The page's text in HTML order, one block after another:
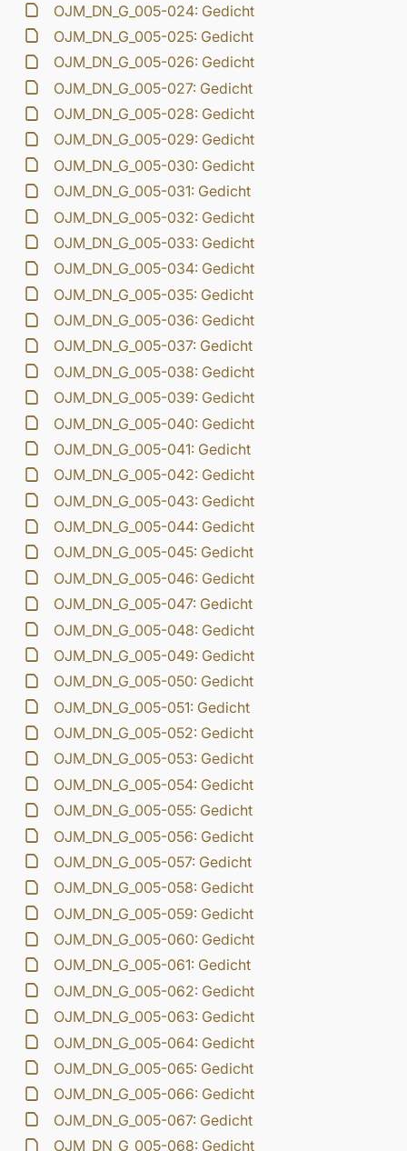
OJM_DN_G_005-024: Gedicht
OJM_DN_G_005-025: Gedicht
OJM_DN_G_005-026: Gedicht
OJM_DN_G_005-027: Gedicht
OJM_DN_G_005-028: Gedicht
OJM_DN_G_005-029: Gedicht
OJM_DN_G_005-030: Gedicht
OJM_DN_G_005-031: Gedicht
OJM_DN_G_005-032: Gedicht
OJM_DN_G_005-033: Gedicht
OJM_DN_G_005-034: Gedicht
OJM_DN_G_005-035: Gedicht
OJM_DN_G_005-036: Gedicht
OJM_DN_G_005-037: Gedicht
OJM_DN_G_005-038: Gedicht
OJM_DN_G_005-039: Gedicht
OJM_DN_G_005-040: Gedicht
OJM_DN_G_005-041: Gedicht
OJM_DN_G_005-042: Gedicht
OJM_DN_G_005-043: Gedicht
OJM_DN_G_005-044: Gedicht
OJM_DN_G_005-045: Gedicht
OJM_DN_G_005-046: Gedicht
OJM_DN_G_005-047: Gedicht
OJM_DN_G_005-048: Gedicht
OJM_DN_G_005-049: Gedicht
OJM_DN_G_005-050: Gedicht
OJM_DN_G_005-051: Gedicht
OJM_DN_G_005-052: Gedicht
OJM_DN_G_005-053: Gedicht
OJM_DN_G_005-054: Gedicht
OJM_DN_G_005-055: Gedicht
OJM_DN_G_005-056: Gedicht
OJM_DN_G_005-057: Gedicht
OJM_DN_G_005-058: Gedicht
OJM_DN_G_005-059: Gedicht
OJM_DN_G_005-060: Gedicht
OJM_DN_G_005-061: Gedicht
OJM_DN_G_005-062: Gedicht
OJM_DN_G_005-063: Gedicht
OJM_DN_G_005-064: Gedicht
OJM_DN_G_005-065: Gedicht
OJM_DN_G_005-066: Gedicht
OJM_DN_G_005-067: Gedicht
OJM_DN_G_005-068: Gedicht